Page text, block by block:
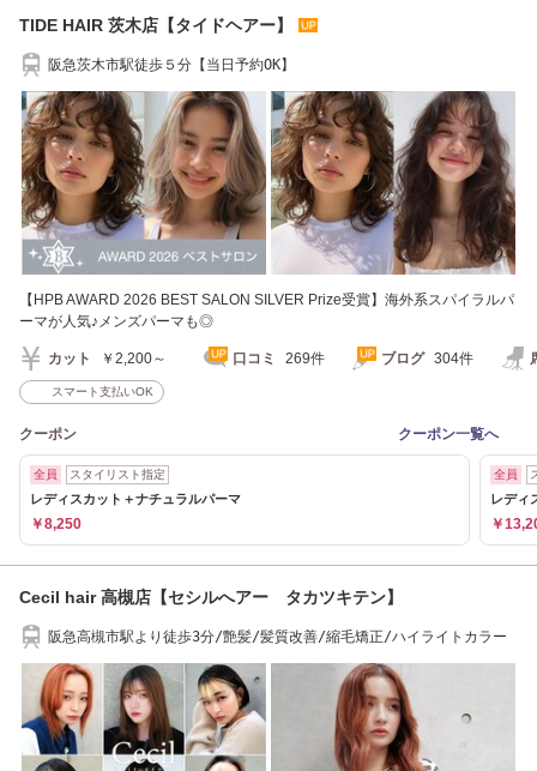
TIDE HAIR 茨木店【タイドヘアー】
阪急茨木市駅徒歩５分【当日予約OK】
【HPB AWARD 2026 BEST SALON SILVER Prize受賞】海外系スパイラルパ
ーマが人気♪メンズパーマも◎
カット ￥2,200～ 口コミ 269件 ブログ 304件
スマート支払いOK
クーポン クーポン一覧へ
全員 スタイリスト指定
レディスカット＋ナチュラルパーマ
￥8,250
全員
レディ
￥
Cecil hair 高槻店【セシルへアー タカツキテン】
阪急高槻市駅より徒歩3分/艶髪/髪質改善/縮毛矯正/ハイライトカラー